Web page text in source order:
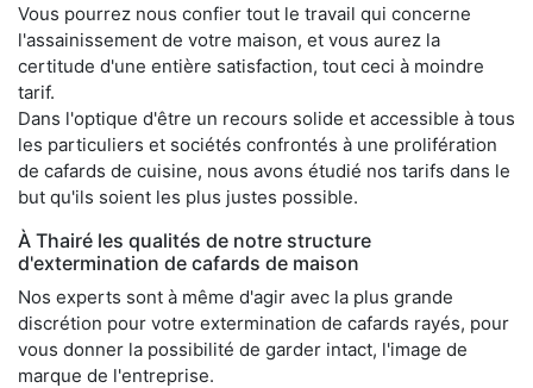
Vous pourrez nous confier tout le travail qui concerne
l'assainissement de votre maison, et vous aurez la
certitude d'une entière satisfaction, tout ceci à moindre
tarif.
Dans l'optique d'être un recours solide et accessible à tous
les particuliers et sociétés confrontés à une prolifération
de cafards de cuisine, nous avons étudié nos tarifs dans le
but qu'ils soient les plus justes possible.
À Thairé les qualités de notre structure
d'extermination de cafards de maison
Nos experts sont à même d'agir avec la plus grande
discrétion pour votre extermination de cafards rayés, pour
vous donner la possibilité de garder intact, l'image de
marque de l'entreprise.